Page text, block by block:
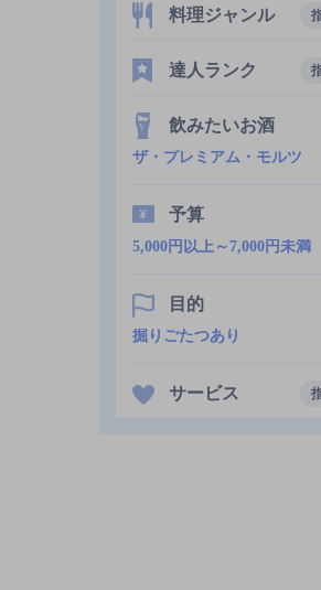
料理ジャンル
達人ランク
飲みたいお酒
ザ・プレミアム・モルツ
予算
5,000円以上～7,000円未満
目的
掘りごたつあり
サービス